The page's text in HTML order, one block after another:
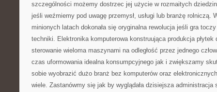
szczególności możemy dostrzec jej użycie w rozmaitych
jeśli weźmiemy pod uwagę przemysł, usługi lub branżę rolniczą.
minionych latach dokonała się oryginalna rewolucja jeśli gra
techniki. Elektronika komputerowa konstruująca produkcja płytek
sterowanie wieloma maszynami na odległość przez jednego
czas uformowania idealna konsumpcyjnego jak i zwiększamy
sobie wyobrazić dużo branż bez komputerów oraz
wiele. Zastanówmy się jak by wyglądała dzisiejsza administracja